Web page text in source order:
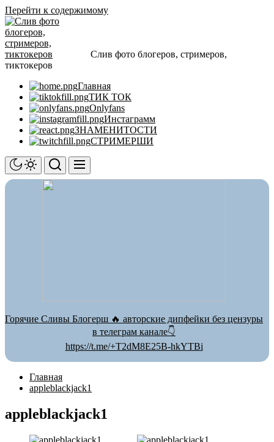
Перейти к содержимому
Слив фото блогеров, стримеров,
тиктокеров
Главная
ТИК ТОК
Onlyfans
Инстаграмм
ЗНАМЕНИТОСТИ
СТРИМЕРШИ
Горячие Сливы Блогерш 🔥 авторские дипфейки без цензуры
в телеграм канале👇
https://t.me/+T2dM8E25B-hkYTBi
Главная
appleblackjack1
appleblackjack1